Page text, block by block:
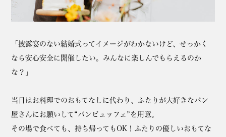
「披露宴のない結婚式ってイメージがわかないけど、せっかく
なら安心安全に開催したい。みんなに楽しんでもらえるのか
な？」
当日はお料理でのおもてなしに代わり、ふたりが大好きなパン
屋さんにお願いして“パンビュッフェ”を用意。
その場で食べても、持ち帰ってもOK！ふたりの優しいおもてな